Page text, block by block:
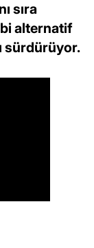
sıra
alternatif
sürdürüyor.